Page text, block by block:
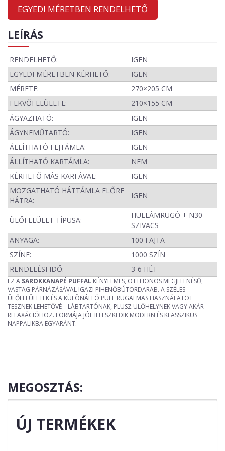
EGYEDI MÉRETBEN RENDELHETŐ
LEÍRÁS
RENDELHETŐ:
IGEN
EGYEDI MÉRETBEN KÉRHETŐ:
IGEN
MÉRETE:
270×205 CM
FEKVŐFELÜLETE:
210×155 CM
ÁGYAZHATÓ:
IGEN
ÁGYNEMŰTARTÓ:
IGEN
ÁLLÍTHATÓ FEJTÁMLA:
IGEN
ÁLLÍTHATÓ KARTÁMLA:
NEM
KÉRHETŐ MÁS KARFÁVAL:
IGEN
MOZGATHATÓ HÁTTÁMLA ELŐRE
HÁTRA:
IGEN
ÜLŐFELÜLET TÍPUSA:
HULLÁMRUGÓ + N30
SZIVACS
ANYAGA:
100 FAJTA
SZÍNE:
1000 SZÍN
RENDELÉSI IDŐ:
3-6 HÉT
EZ A SAROKKANAPÉ PUFFAL KÉNYELMES, OTTHONOS MEGJELENÉSŰ,
VASTAG PÁRNÁZÁSÁVAL IGAZI PIHENŐBÚTORDARAB. A SZÉLES
ÜLŐFELÜLETEK ÉS A KÜLÖNÁLLÓ PUFF RUGALMAS HASZNÁLATOT
TESZNEK LEHETŐVÉ – LÁBTARTÓNAK, PLUSZ ÜLŐHELYNEK VAGY AKÁR
RELAXÁCIÓHOZ. FORMÁJA JÓL ILLESZKEDIK MODERN ÉS KLASSZIKUS
NAPPALIKBA EGYARÁNT.
MEGOSZTÁS:
ÚJ TERMÉKEK